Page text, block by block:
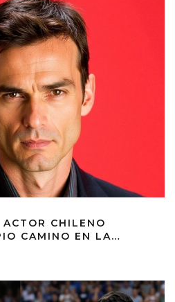
CHILENO
CAMINO EN LA